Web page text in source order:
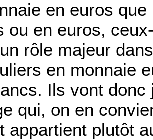
en euros
ou en euros,
rôle majeur
en monnaie
Ils vont donc
qui, on en
appartient plutôt